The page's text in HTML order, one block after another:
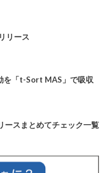
リース
を「t-Sort MAS」で吸収
ースまとめてチェック一覧